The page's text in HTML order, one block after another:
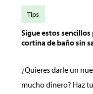
Sigue estos
cortina de baño sin
¿Quieres darle un
mucho dinero? Haz
Tips